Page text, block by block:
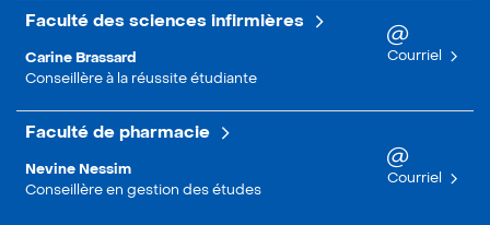
Faculté des sciences infirmières
Carine Brassard
Conseillère à la réussite étudiante
Courriel
Faculté de pharmacie
Nevine Nessim
Conseillère en gestion des études
Courriel